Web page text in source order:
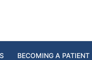
BECOMING A PATIENT